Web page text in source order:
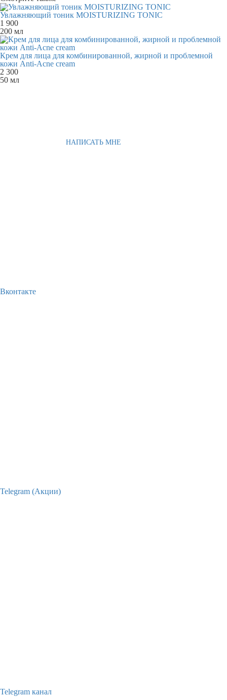
Увлажняющий тоник MOISTURIZING TONIC
1 900
200 мл
Крем для лица для комбинированной, жирной и проблемной
кожи Anti-Acne cream
2 300
50 мл
НАПИСАТЬ МНЕ
Вконтакте
Telegram (Акции)
Telegram канал